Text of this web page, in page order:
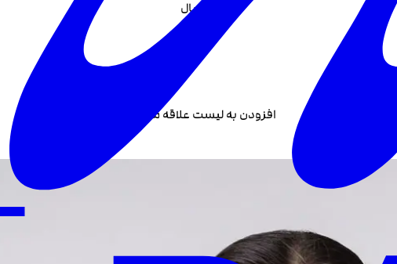
افزودن به لیست علاقه مندی +